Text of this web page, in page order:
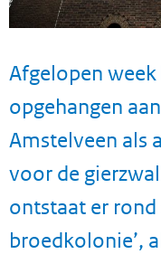
Afgelopen
opgehangen
Amstelveen als
voor de
ontstaat er rond
broedkolonie’,